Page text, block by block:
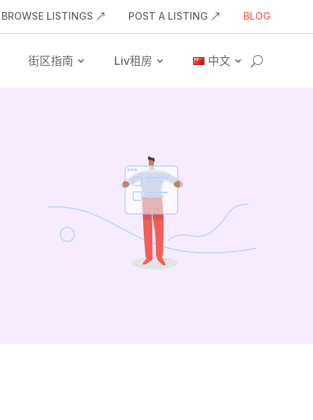
BROWSE LISTINGS POST A LISTING BLOG
街区指南 Liv租房 中文